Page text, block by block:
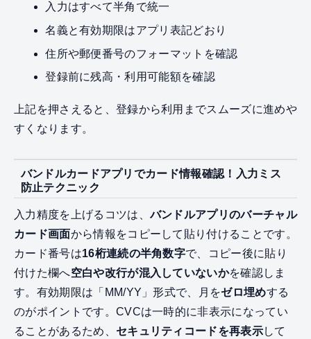
入力はすべて半角で統一
名義と有効期限はアプリ表記どおり
住所や郵便番号のフォーマットを確認
登録前に残高・利用可能額を確認
上記を押さえると、登録から利用までスムーズに進めや
すくなります。
バンドルカードアプリでカード情報確認！入力ミス
防止テクニック
入力精度を上げるコツは、バンドルアプリのバーチャル
カード画面から情報をコピーして貼り付けることです。
カード番号は16桁連続の半角数字で、コピー後に貼り
付けた欄へ空白や改行が混入していないかを確認しま
す。有効期限は「MM/YY」形式で、月をゼロ埋めする
のがポイントです。CVCは一時的に非表示になってい
ることがあるため、 セキュリティコードを再表示して